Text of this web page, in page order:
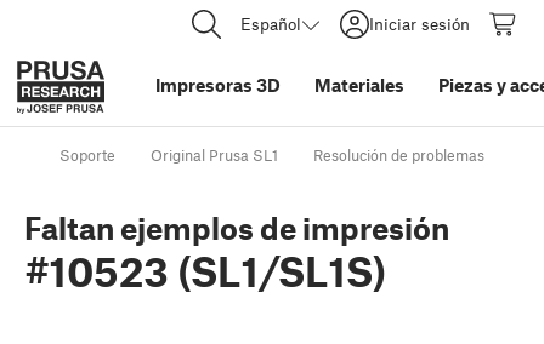
Español Iniciar sesión
Impresoras 3D Materiales Piezas y
Soporte Original Prusa SL1 Resolución de problemas
Faltan ejemplos de impresión
#10523 (SL1/SL1S)